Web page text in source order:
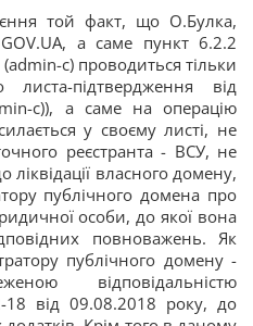
той факт, що О.Булка,
а саме пункт 6.2.2
c) проводиться тільки
листа-підтвердження від
c)), а саме на операцію
у своєму листі, не
реєстранта - ВСУ, не
власного домену,
публічного домена про
особи, до якої вона
повноважень. Як
публічного домену -
відповідальністю
від 09.08.2018 року, до